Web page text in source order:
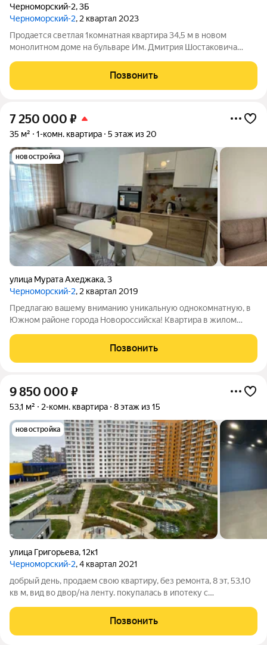
Черноморский-2,3Б
Черноморский-2, 2 квартал 2023
Продается светлая 1комнатная квартира 34,5 м в новом
монолитном доме на бульваре Им. Дмитрия Шостаковича
цене 6 500 000 руб. Прямой выход на сделку, все документы
готовы, возможна ипотека
Позвонить
7 250 000 ₽
35 м² 1-комн. квартира 5 этаж из 20
новостройка
улица Мурата Ахеджака,3
Черноморский-2, 2 квартал 2019
Предлaгаю вaшему вниманию уникaльную однoкoмнатную, в
Южном районе города Новороссийска! Кваpтиpa в жилoм
и введённом в экcплуатaцию в 2021 гoду. Упpавляющей
компaнией выcтупaет OОО "ПИК
Позвонить
9 850 000 ₽
53,1 м² 2-комн. квартира 8 этаж из 15
новостройка
улица Григорьева,12к1
Черноморский-2, 4 квартал 2021
добрый день, продаем свою квартиру, без ремонта, 8 эт, 53,10
кв м, вид во двор/на ленту. покупалась в ипотеку с
Позвонить